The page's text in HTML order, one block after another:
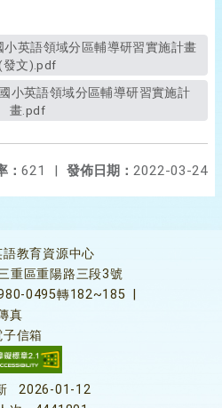
發文).pdf
畫.pdf
發佈日期： 2022-03-24
： 621 |
語教育資源中心
重區重陽路三段3號
0495轉182~185
真
子信箱
2026-01-12